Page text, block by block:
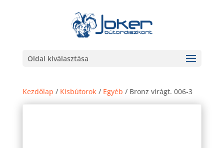
Oldal kiválasztása
Kezdőlap / Kisbútorok/ Egyéb / Bronz virágt. 006-3